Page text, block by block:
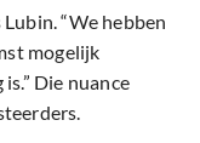
“We hebben
mogelijk
Die nuance